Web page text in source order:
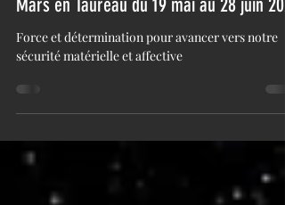
Mars en Taureau du 19 mai au 28 juin
Force et détermination pour avancer vers notre
sécurité matérielle et affective